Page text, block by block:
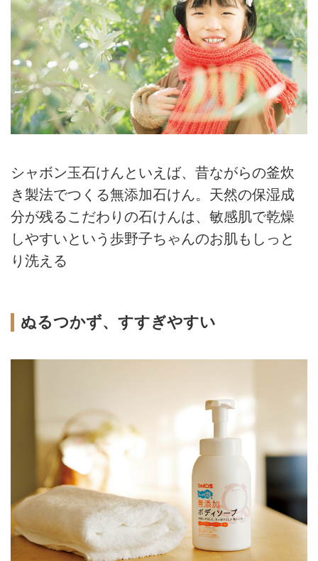
シャボン玉石けんといえば、昔ながらの釜炊
き製法でつくる無添加石けん。天然の保湿成
分が残るこだわりの石けんは、敏感肌で乾燥
しやすいという歩野子ちゃんのお肌もしっと
り洗える
ぬるつかず、すすぎやすい